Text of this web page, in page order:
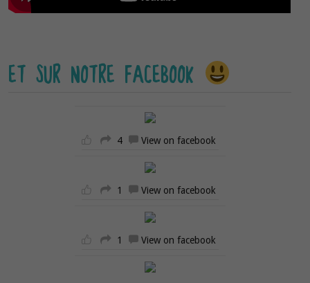
ET SUR NOTRE FACEBOOK
4 View on facebook
1 View on facebook
1 View on facebook